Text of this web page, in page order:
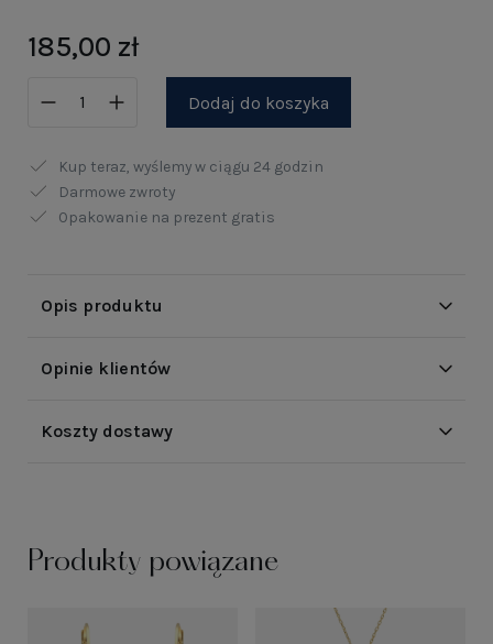
185,00 zł
Dodaj do koszyka
Kup teraz, wyślemy w ciągu 24 godzin
Darmowe zwroty
Opakowanie na prezent gratis
Opis produktu
Opinie klientów
Koszty dostawy
Produkty powiązane